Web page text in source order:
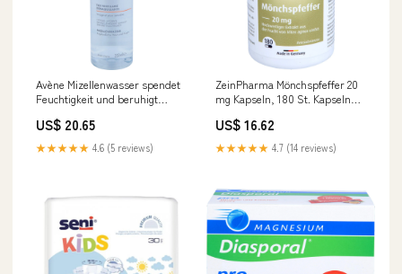
Avène Mizellenwasser spendet
Feuchtigkeit und beruhigt
Lösung Artikelart_natürliche
Kosmetik aus der Apotheke
US$ 20.65
★★★★★ 4.6 (5 reviews)
ZeinPharma Mönchspfeffer 20
mg Kapseln, 180 St. Kapseln
US$ 16.62
★★★★★ 4.7 (14 reviews)